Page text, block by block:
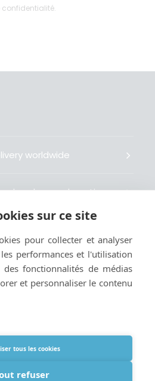
worldwide
dans le monde entier
oxígeno medicinal en el
politique de confidentialité
sur ce site
pour collecter et analyser
performances et l'utilisation
fonctionnalités de médias
et personnaliser le contenu
tous les cookies
refuser